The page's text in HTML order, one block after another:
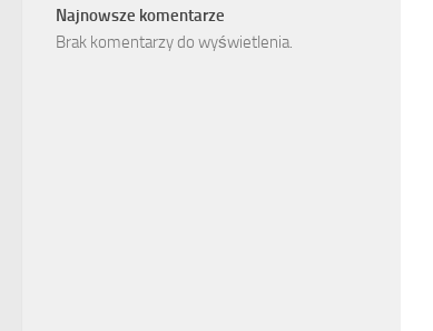
Najnowsze komentarze
Brak komentarzy do wyświetlenia.